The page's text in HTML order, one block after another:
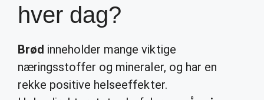
hver dag?
Brød inneholder mange viktige
næringsstoffer og mineraler, og har en
rekke positive helseeffekter.